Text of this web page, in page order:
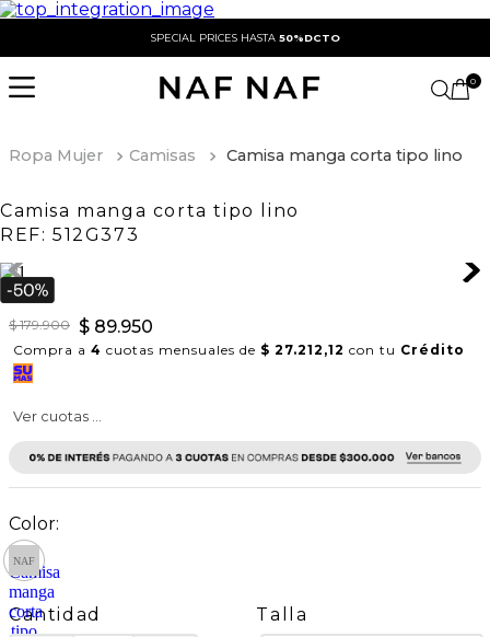
SPECIAL PRICES HASTA 50%DCTO
0
Ropa Mujer Camisas Camisa manga corta tipo lino
Camisa manga corta tipo lino
REF: 512G373
$ 179.900 $ 89.950
Compra a 4 cuotas mensuales de $ 27.212,12 con tu Crédito
Ver cuotas ...
Cantidad Talla